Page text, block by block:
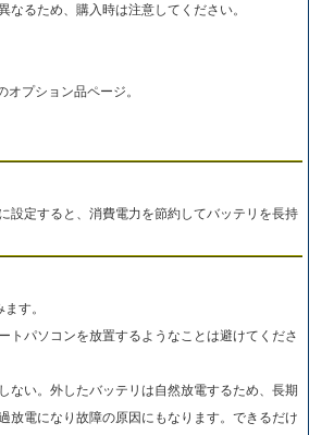
るため、購入時は注意してください。
プション品ページ。
設定すると、消費電力を節約してバッテリを長持
す。
トパソコンを放置するようなことは避けてくださ
ない。外したバッテリは自然放電するため、長期
放電になり故障の原因にもなります。できるだけ